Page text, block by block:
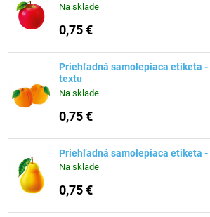
Na sklade
0,75 €
Priehľadná samolepiaca etiketa
textu
Na sklade
0,75 €
Priehľadná samolepiaca etiketa
Na sklade
0,75 €